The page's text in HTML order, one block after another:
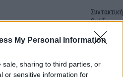
My Personal Information
sale, sharing to third parties, or
or sensitive information for
Συντακτική
Ομάδα
Flash.gr